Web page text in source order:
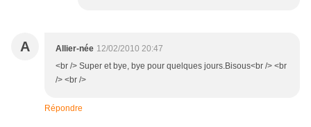
A Allier-née 12/02/2010 20:47
<br /> Super et bye, bye pour quelques jours.Bisous<br /> <br
/> <br />
Répondre